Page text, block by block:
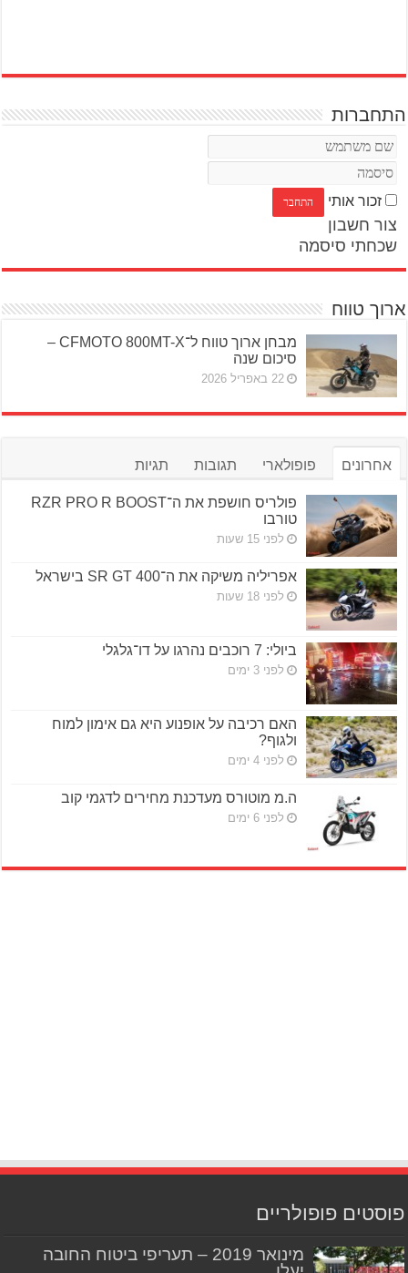
התחברות
זכור אותי
צור חשבון
שכחתי סיסמה
ארוך טווח
מבחן ארוך טווח ל־CFMOTO 800MT-X –
סיכום שנה
22 באפריל 2026
אחרונים פופולארי תגובות תגיות
פולריס חושפת את ה־RZR PRO R BOOST
טורבו
לפני 15 שעות
אפריליה משיקה את ה־SR GT 400 בישראל
לפני 18 שעות
ביולי: 7 רוכבים נהרגו על דו־גלגלי
לפני 3 ימים
האם רכיבה על אופנוע היא גם אימון למוח
ולגוף?
לפני 4 ימים
ה.מ מוטורס מעדכנת מחירים לדגמי קוב
לפני 6 ימים
פוסטים פופולריים
מינואר 2019 – תעריפי ביטוח החובה